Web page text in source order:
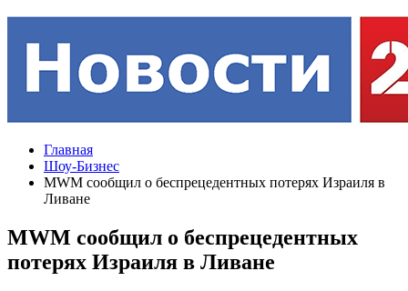
Главная
Шоу-Бизнес
MWM сообщил о беспрецедентных потерях Израиля в
Ливане
MWM сообщил о беспрецедентных
потерях Израиля в Ливане